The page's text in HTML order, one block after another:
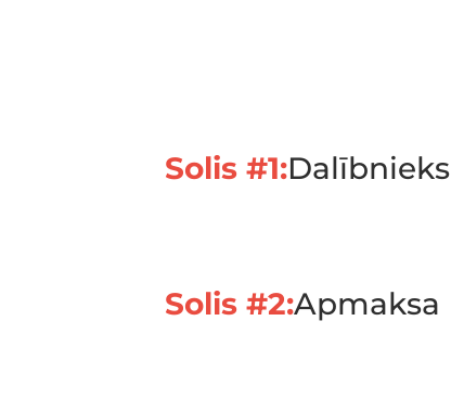
Solis #1:Dalībnieks
Solis #2:Apmaksa